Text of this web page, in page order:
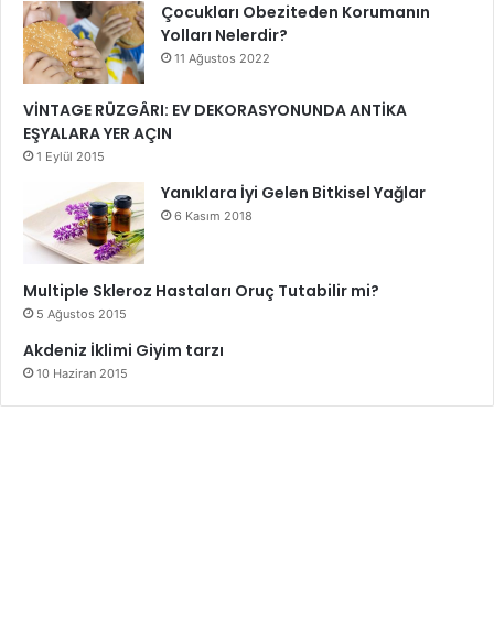
Çocukları Obeziteden Korumanın
Yolları Nelerdir?
11 Ağustos 2022
VİNTAGE RÜZGÂRI: EV DEKORASYONUNDA ANTİKA
EŞYALARA YER AÇIN
1 Eylül 2015
Yanıklara İyi Gelen Bitkisel Yağlar
6 Kasım 2018
Multiple Skleroz Hastaları Oruç Tutabilir mi?
5 Ağustos 2015
Akdeniz İklimi Giyim tarzı
10 Haziran 2015